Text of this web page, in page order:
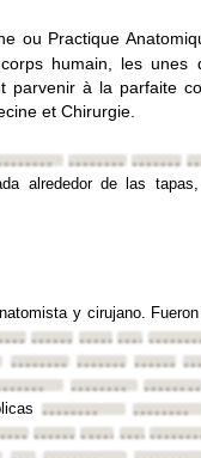
ou Practique
humain, les
parvenir à la parfaite
et Chirurgie.
•••••••• ••••••••
alrededor de las
y cirujano.
••••••••••••••••••••••••
•••••••• ••••••••••••••••
•••••••• ••••••••
•••••••• ••••••••
••••••••••••••••••••••••